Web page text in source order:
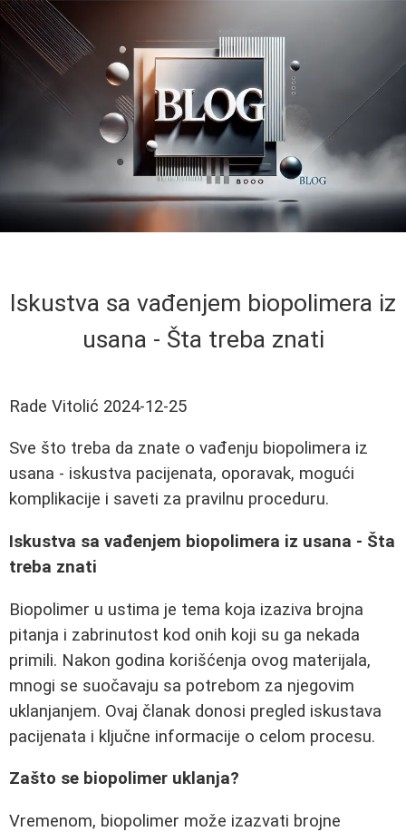
Iskustva sa vađenjem biopolimera iz
usana - Šta treba znati
Rade Vitolić 2024-12-25
Sve što treba da znate o vađenju biopolimera iz
usana - iskustva pacijenata, oporavak, mogući
komplikacije i saveti za pravilnu proceduru.
Iskustva sa vađenjem biopolimera iz usana - Šta
treba znati
Biopolimer u ustima je tema koja izaziva brojna
pitanja i zabrinutost kod onih koji su ga nekada
primili. Nakon godina korišćenja ovog materijala,
mnogi se suočavaju sa potrebom za njegovim
uklanjanjem. Ovaj članak donosi pregled iskustava
pacijenata i ključne informacije o celom procesu.
Zašto se biopolimer uklanja?
Vremenom, biopolimer može izazvati brojne